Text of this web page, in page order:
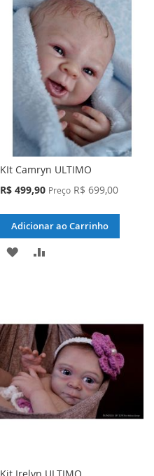
LISTA
DESEJOS
COMPARAR
KIt Camryn ULTIMO
Preço
R$ 499,90 Preço R$ 699,00
Adicionar ao Carrinho
ADICIONAR
DE
DESEJOS